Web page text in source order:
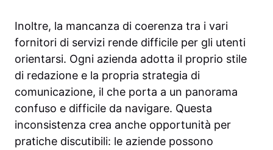
Inoltre, la mancanza di coerenza tra i vari
fornitori di servizi rende difficile per gli utenti
orientarsi. Ogni azienda adotta il proprio stile
di redazione e la propria strategia di
comunicazione, il che porta a un panorama
confuso e difficile da navigare. Questa
inconsistenza crea anche opportunità per
pratiche discutibili: le aziende possono